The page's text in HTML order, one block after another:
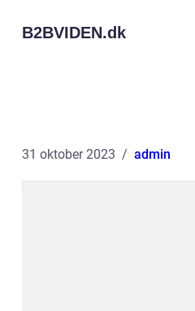
B2BVIDEN.dk
31 oktober 2023 admin